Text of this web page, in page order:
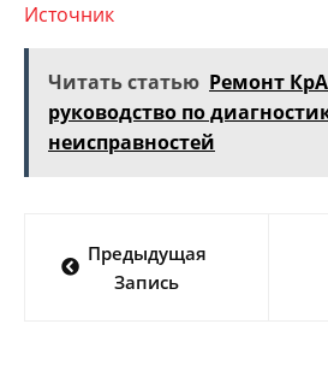
Источник
Читать статью Ремонт
руководство по
неисправностей
по
Предыдущая
Запись